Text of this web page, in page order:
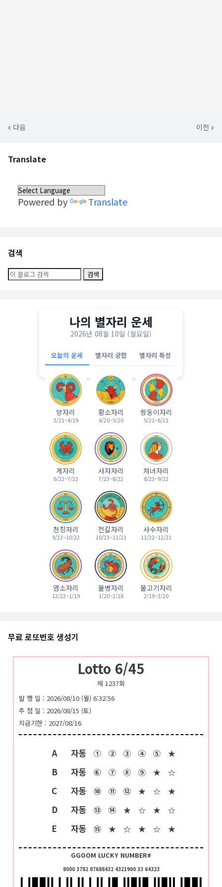
다음 이전
Translate
Powered by Translate
검색
나의 별자리 운세
2026년 08월 10일 (월요일)
오늘의 운세 별자리 궁합 별자리 특성
양자리
3/21~4/19
황소자리
4/20~5/20
쌍둥이자리
5/21~6/21
게자리
6/22~7/22
사자자리
7/23~8/22
처녀자리
8/23~9/22
천칭자리
9/23~10/22
전갈자리
10/23~11/21
사수자리
11/22~12/21
염소자리
12/22~1/19
물병자리
1/20~2/18
물고기자리
2/19~3/20
무료 로또번호 생성기
Lotto 6/45
제 1237회
발 행 일 : 2026/08/10 (월) 6:32:56
추 첨 일 : 2026/08/15 (토)
지급기한 : 2027/08/16
A 자동 ① ② ③ ④ ⑤ ★
B 자동 ⑥ ⑦ ⑧ ⑨ ★ ☆
C 자동 ⑩ ⑪ ⑫ ★ ☆ ★
D 자동 ⑬ ⑭ ★ ☆ ★ ☆
E 자동 ⑮ ★ ☆ ★ ☆ ★
GGOOM LUCKY NUMBER#
8000 3782 87688432 4321900 33 64323